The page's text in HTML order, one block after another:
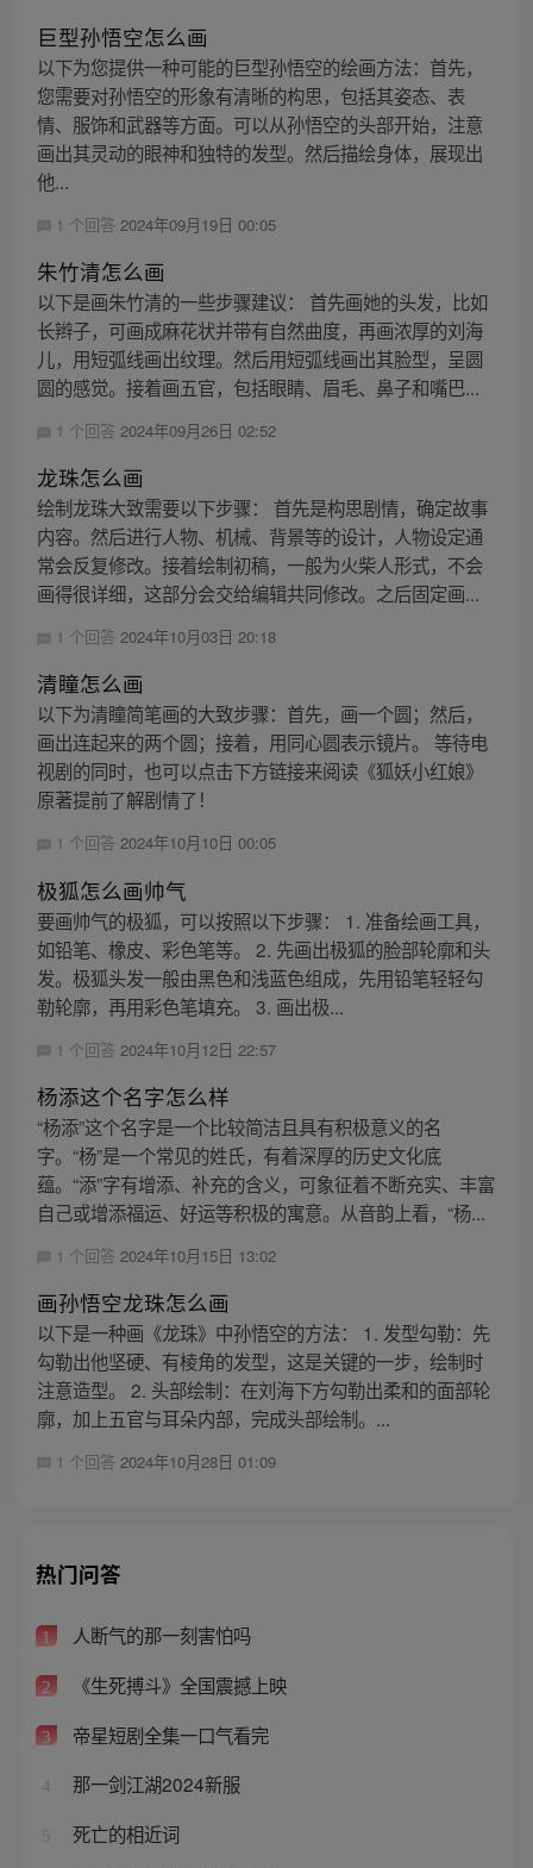
巨型孙悟空怎么画
以下为您提供一种可能的巨型孙悟空的绘画方法：首先，
您需要对孙悟空的形象有清晰的构思，包括其姿态、表
情、服饰和武器等方面。可以从孙悟空的头部开始，注意
画出其灵动的眼神和独特的发型。然后描绘身体，展现出
他...
1 个回答 2024年09月19日 00:05
朱竹清怎么画
以下是画朱竹清的一些步骤建议： 首先画她的头发，比如
长辫子，可画成麻花状并带有自然曲度，再画浓厚的刘海
儿，用短弧线画出纹理。然后用短弧线画出其脸型，呈圆
圆的感觉。接着画五官，包括眼睛、眉毛、鼻子和嘴巴...
1 个回答 2024年09月26日 02:52
龙珠怎么画
绘制龙珠大致需要以下步骤： 首先是构思剧情，确定故事
内容。然后进行人物、机械、背景等的设计，人物设定通
常会反复修改。接着绘制初稿，一般为火柴人形式，不会
画得很详细，这部分会交给编辑共同修改。之后固定画...
1 个回答 2024年10月03日 20:18
清瞳怎么画
以下为清瞳简笔画的大致步骤：首先，画一个圆；然后，
画出连起来的两个圆；接着，用同心圆表示镜片。 等待电
视剧的同时，也可以点击下方链接来阅读《狐妖小红娘》
原著提前了解剧情了！
1 个回答 2024年10月10日 00:05
极狐怎么画帅气
要画帅气的极狐，可以按照以下步骤： 1. 准备绘画工具，
如铅笔、橡皮、彩色笔等。 2. 先画出极狐的脸部轮廓和头
发。极狐头发一般由黑色和浅蓝色组成，先用铅笔轻轻勾
勒轮廓，再用彩色笔填充。 3. 画出极...
1 个回答 2024年10月12日 22:57
杨添这个名字怎么样
“杨添”这个名字是一个比较简洁且具有积极意义的名
字。“杨”是一个常见的姓氏，有着深厚的历史文化底
蕴。“添”字有增添、补充的含义，可象征着不断充实、丰富
自己或增添福运、好运等积极的寓意。从音韵上看，“杨...
1 个回答 2024年10月15日 13:02
画孙悟空龙珠怎么画
以下是一种画《龙珠》中孙悟空的方法： 1. 发型勾勒：先
勾勒出他坚硬、有棱角的发型，这是关键的一步，绘制时
注意造型。 2. 头部绘制：在刘海下方勾勒出柔和的面部轮
廓，加上五官与耳朵内部，完成头部绘制。...
1 个回答 2024年10月28日 01:09
热门问答
1 人断气的那一刻害怕吗
2 《生死搏斗》全国震撼上映
3 帝星短剧全集一口气看完
4 那一剑江湖2024新服
5 死亡的相近词